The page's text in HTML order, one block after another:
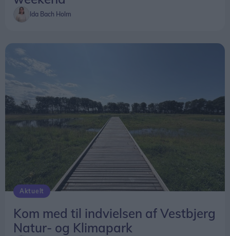
Ida Bach Holm
Aktuelt
Kom med til indvielsen af Vestbjerg
Natur- og Klimapark